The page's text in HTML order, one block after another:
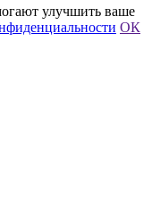
улучшить ваше
ОК